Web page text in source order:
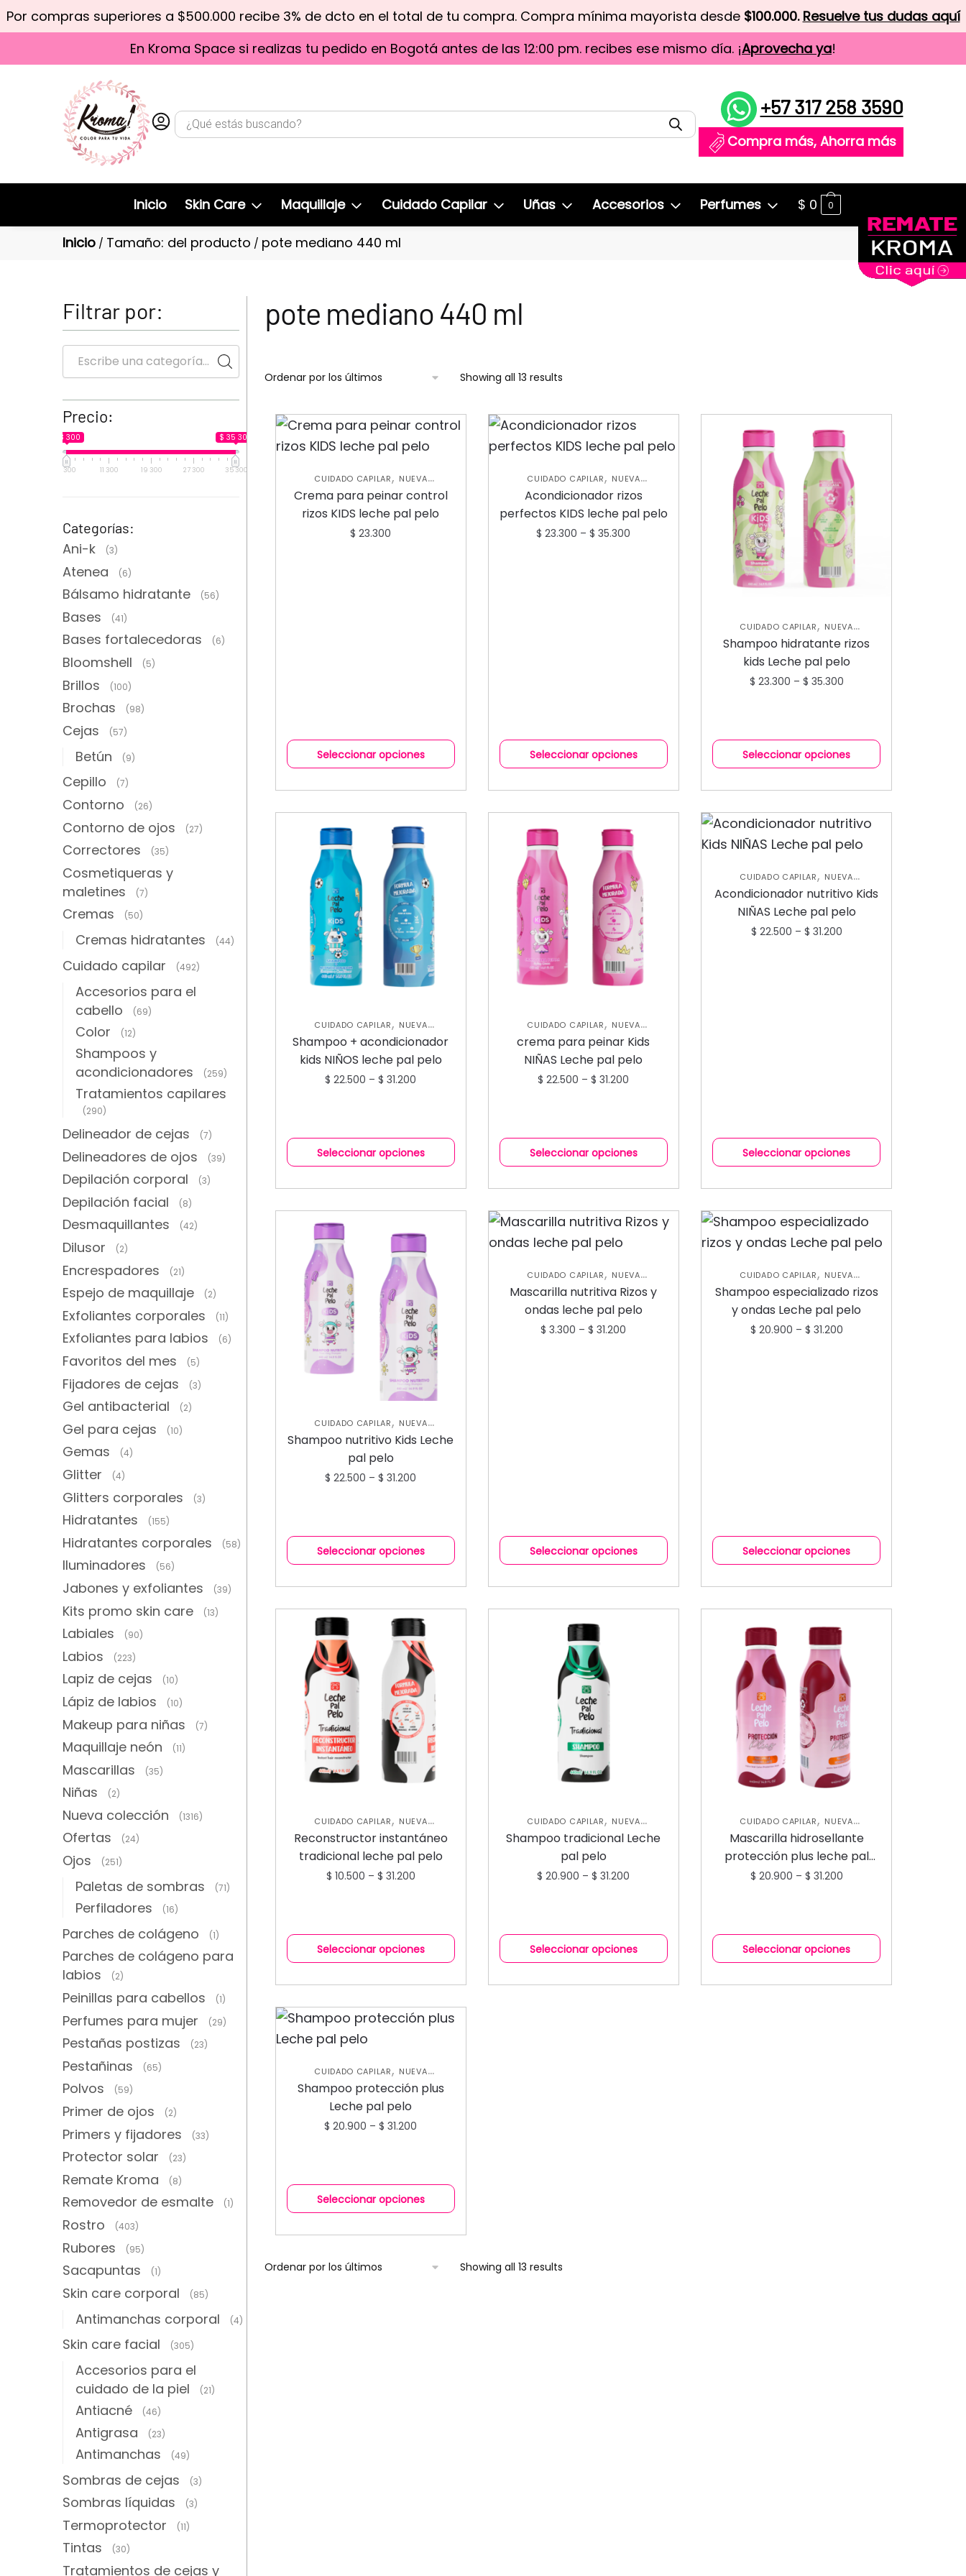
Por compras superiores a $500.000 recibe 3% de dcto en el total de tu compra. Compra mínima mayorista desde $100.000. Resuelve tus dudas aquí
En Kroma Space si realizas tu pedido en Bogotá antes de las 12:00 pm. recibes ese mismo día. ¡Aprovecha ya!
+57 317 258 3590
Compra más, Ahorra más
Inicio Skin Care Maquillaje Cuidado Capilar Uñas Accesorios Perfumes $ 0 0
Inicio / Tamaño: del producto / pote mediano 440 ml
pote mediano 440 ml
Showing all 13 results
CUIDADO CAPILAR, NUEVA
COLECCIÓN ,SHAMPOOS Y
ACONDICIONADORES ,
CAPILARES
Crema para peinar control
rizos KIDS leche pal pelo
$ 23.300
Seleccionar opciones
CUIDADO CAPILAR, NUEVA
COLECCIÓN,SHAMPOOS Y
Acondicionador rizos
perfectos KIDS leche pal pelo
$ 23.300 – $ 35.300
Seleccionar opciones
CUIDADO CAPILAR, NUEVA
COLECCIÓN,SHAMPOOS Y
ACONDICIONADORES
Shampoo hidratante rizos
kids Leche pal pelo
$ 23.300 – $ 35.300
Seleccionar opciones
CUIDADO CAPILAR, NUEVA
COLECCIÓN,SHAMPOOS Y
ACONDICIONADORES
Shampoo + acondicionador
kids NIÑOS leche pal pelo
$ 22.500 – $ 31.200
Seleccionar opciones
CUIDADO CAPILAR, NUEVA
COLECCIÓN,SHAMPOOS Y
ACONDICIONADORES,
CAPILARES
crema para peinar Kids
NIÑAS Leche pal pelo
$ 22.500 – $ 31.200
Seleccionar opciones
CUIDADO CAPILAR, NUEVA
COLECCIÓN,SHAMPOOS Y
Acondicionador nutritivo Kids
NIÑAS Leche pal pelo
$ 22.500 – $ 31.200
Seleccionar opciones
CUIDADO CAPILAR, NUEVA
COLECCIÓN,SHAMPOOS Y
Shampoo nutritivo Kids Leche
pal pelo
$ 22.500 – $ 31.200
Seleccionar opciones
CUIDADO CAPILAR, NUEVA
COLECCIÓN,TRATAMIENTOS
Mascarilla nutritiva Rizos y
ondas leche pal pelo
$ 3.300 – $ 31.200
Seleccionar opciones
CUIDADO CAPILAR, NUEVA
COLECCIÓN,SHAMPOOS Y
ACONDICIONADORES
Shampoo especializado rizos
y ondas Leche pal pelo
$ 20.900 – $ 31.200
Seleccionar opciones
CUIDADO CAPILAR, NUEVA
COLECCIÓN,TRATAMIENTOS
Reconstructor instantáneo
tradicional leche pal pelo
$ 10.500 – $ 31.200
Seleccionar opciones
CUIDADO CAPILAR, NUEVA
COLECCIÓN,SHAMPOOS Y
ACONDICIONADORES
Shampoo tradicional Leche
pal pelo
$ 20.900 – $ 31.200
Seleccionar opciones
CUIDADO CAPILAR, NUEVA
COLECCIÓN,TRATAMIENTOS
Mascarilla hidrosellante
protección plus leche pal
pelo
$ 20.900 – $ 31.200
Seleccionar opciones
CUIDADO CAPILAR, NUEVA
COLECCIÓN,SHAMPOOS Y
ACONDICIONADORES
Shampoo protección plus
Leche pal pelo
$ 20.900 – $ 31.200
Seleccionar opciones
Showing all 13 results
Filtrar por:
Precio:
$ 3 300 $ 35 300
3 300 11 300 19 300 27 300 35 300
Categorías:
Ani-k (3)
Atenea (6)
Bálsamo hidratante (56)
Bases (41)
Bases fortalecedoras (6)
Bloomshell (5)
Brillos (100)
Brochas (98)
Cejas (57)
Betún (9)
Cepillo (7)
Contorno (26)
Contorno de ojos (27)
Correctores (35)
Cosmetiqueras y
maletines
(7)
Cremas (50)
Cremas hidratantes (44)
Cuidado capilar (492)
Accesorios para el
cabello
(69)
Color (12)
Shampoos y
acondicionadores
(259)
Tratamientos capilares
(290)
Delineador de cejas (7)
Delineadores de ojos (39)
Depilación corporal (3)
Depilación facial (8)
Desmaquillantes (42)
Dilusor (2)
Encrespadores (21)
Espejo de maquillaje (2)
Exfoliantes corporales (11)
Exfoliantes para labios (6)
Favoritos del mes (5)
Fijadores de cejas (3)
Gel antibacterial (2)
Gel para cejas (10)
Gemas (4)
Glitter (4)
Glitters corporales (3)
Hidratantes (155)
Hidratantes corporales (58)
Iluminadores (56)
Jabones y exfoliantes (39)
Kits promo skin care (13)
Labiales (90)
Labios (223)
Lapiz de cejas (10)
Lápiz de labios (10)
Makeup para niñas (7)
Maquillaje neón (11)
Mascarillas (35)
Niñas (2)
Nueva colección (1316)
Ofertas (24)
Ojos (251)
Paletas de sombras (71)
Perfiladores (16)
Parches de colágeno (1)
Parches de colágeno para
labios
(2)
Peinillas para cabellos (1)
Perfumes para mujer (29)
Pestañas postizas (23)
Pestañinas (65)
Polvos (59)
Primer de ojos (2)
Primers y fijadores (33)
Protector solar (23)
Remate Kroma (8)
Removedor de esmalte (1)
Rostro (403)
Rubores (95)
Sacapuntas (1)
Skin care corporal (85)
Antimanchas corporal (4)
Skin care facial (305)
Accesorios para el
cuidado de la piel
(21)
Antiacné (46)
Antigrasa (23)
Antimanchas (49)
Sombras de cejas (3)
Sombras líquidas (3)
Termoprotector (11)
Tintas (30)
Tratamientos de cejas y